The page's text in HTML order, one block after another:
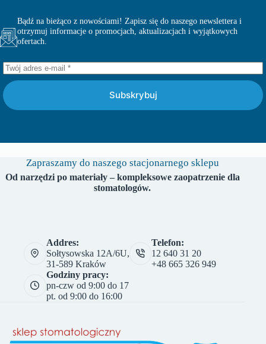
Bądź na bieżąco z nowościami! Zapisz się do naszego newslettera i
otrzymuj informacje o promocjach, aktualizacjach i wyjątkowych
ofertach.
Subskrybuj
Zapraszamy do naszego stacjonarnego sklepu
Od narzędzi po materiały – kompleksowe zaopatrzenie dla
stomatologów.
Addres:
Sołtysowska 12A/6U,
31-589 Kraków
Telefon:
12 640 31 20
+48 665 326 949
Godziny pracy:
pn-czw od 9:00 do 17
pt. od 9:00 do 16:00